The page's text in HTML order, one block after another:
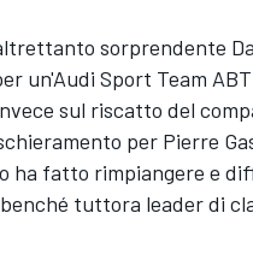
sorprendente
un'Audi Sport Team
sul riscatto del
per Pierre
ha fatto rimpiangere e
tuttora leader di